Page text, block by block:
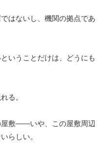
はないし、機関の拠点であ
いうことだけは、どうにも
る。
屋敷——いや、この屋敷周辺
らしい。